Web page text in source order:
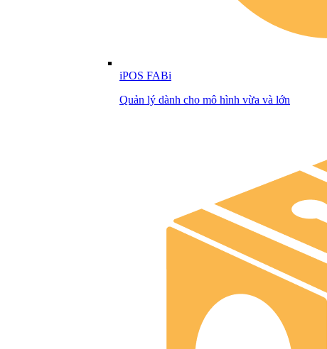
iPOS FABi
Quản lý dành cho mô hình vừa và lớn